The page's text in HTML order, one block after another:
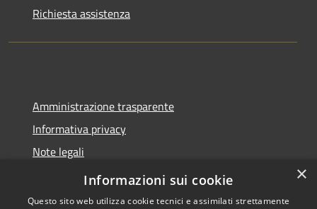
Richiesta assistenza
Amministrazione trasparente
Informativa privacy
Note legali
Dichiarazione di accessibilità
×
Informazioni sui cookie
Questo sito web utilizza cookie tecnici e assimilati strettamente